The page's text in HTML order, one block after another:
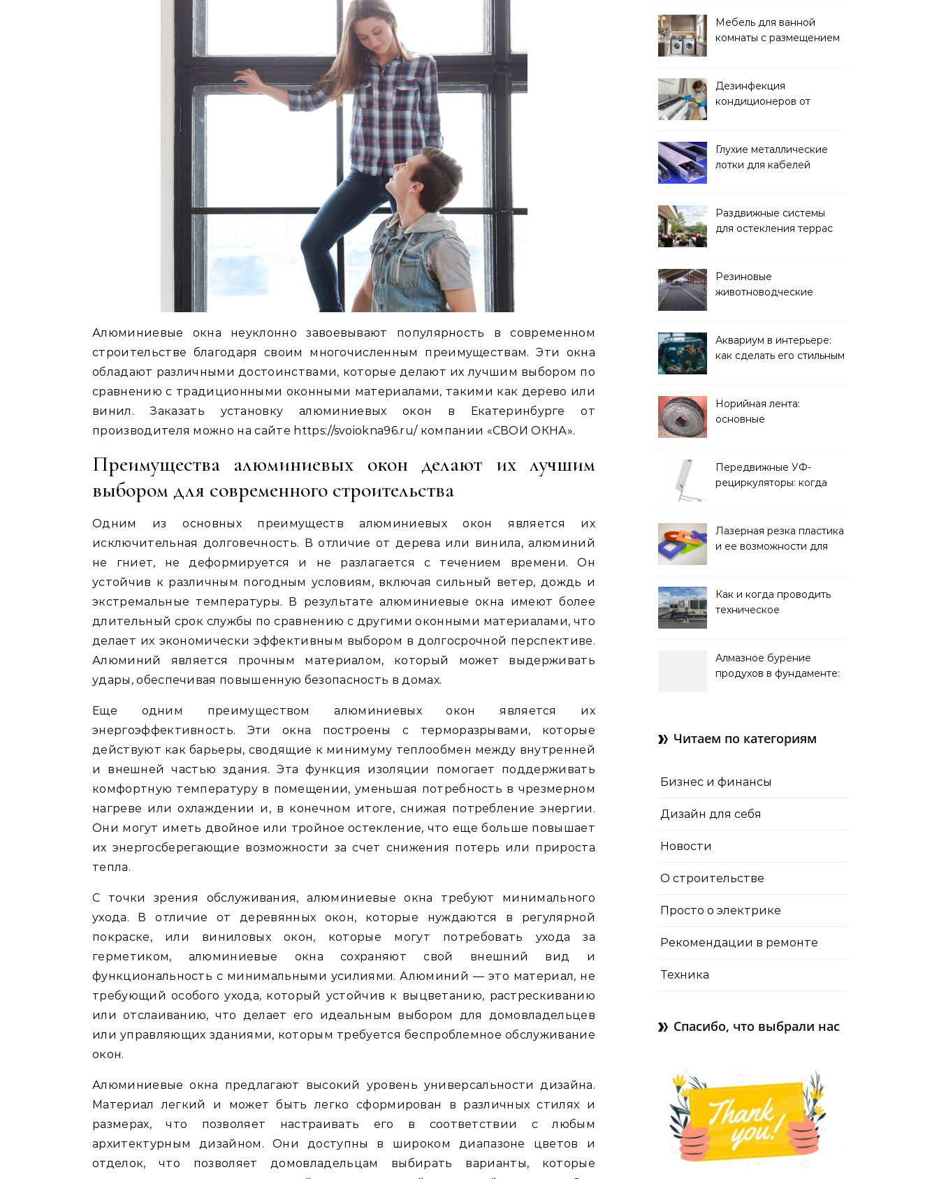
Алюминиевые окна неуклонно завоевывают популярность в современном
строительстве благодаря своим многочисленным преимуществам. Эти окна
обладают различными достоинствами, которые делают их лучшим выбором по
сравнению с традиционными оконными материалами, такими как дерево или
винил. Заказать установку алюминиевых окон в Екатеринбурге от
производителя можно на сайте https://svoiokna96.ru/ компании «СВОИ ОКНА».
Преимущества алюминиевых окон делают их лучшим
выбором для современного строительства
Одним из основных преимуществ алюминиевых окон является их
исключительная долговечность. В отличие от дерева или винила, алюминий
не гниет, не деформируется и не разлагается с течением времени. Он
устойчив к различным погодным условиям, включая сильный ветер, дождь и
экстремальные температуры. В результате алюминиевые окна имеют более
длительный срок службы по сравнению с другими оконными материалами, что
делает их экономически эффективным выбором в долгосрочной перспективе.
Алюминий является прочным материалом, который может выдерживать
удары, обеспечивая повышенную безопасность в домах.
Еще одним преимуществом алюминиевых окон является их
энергоэффективность. Эти окна построены с терморазрывами, которые
действуют как барьеры, сводящие к минимуму теплообмен между внутренней
и внешней частью здания. Эта функция изоляции помогает поддерживать
комфортную температуру в помещении, уменьшая потребность в чрезмерном
нагреве или охлаждении и, в конечном итоге, снижая потребление энергии.
Они могут иметь двойное или тройное остекление, что еще больше повышает
их энергосберегающие возможности за счет снижения потерь или прироста
тепла.
С точки зрения обслуживания, алюминиевые окна требуют минимального
ухода. В отличие от деревянных окон, которые нуждаются в регулярной
покраске, или виниловых окон, которые могут потребовать ухода за
герметиком, алюминиевые окна сохраняют свой внешний вид и
функциональность с минимальными усилиями. Алюминий — это материал, не
требующий особого ухода, который устойчив к выцветанию, растрескиванию
или отслаиванию, что делает его идеальным выбором для домовладельцев
или управляющих зданиями, которым требуется беспроблемное обслуживание
окон.
Алюминиевые окна предлагают высокий уровень универсальности дизайна.
Материал легкий и может быть легко сформирован в различных стилях и
размерах, что позволяет настраивать его в соответствии с любым
архитектурным дизайном. Они доступны в широком диапазоне цветов и
отделок, что позволяет домовладельцам выбирать варианты, которые
Мебель для ванной
комнаты с размещением
Дезинфекция
кондиционеров от
Глухие металлические
лотки для кабелей
Раздвижные системы
для остекления террас
Резиновые
животноводческие
решать
Аквариум в интерьере:
как сделать его стильным
Норийная лента:
основные
и советы по выбору
Передвижные УФ-
рециркуляторы: когда
Лазерная резка пластика
и ее возможности для
Как и когда проводить
техническое
Алмазное бурение
продухов в фундаменте:
Читаем по категориям
Бизнес и финансы
Дизайн для себя
Новости
О строительстве
Просто о электрике
Рекомендации в ремонте
Техника
Спасибо, что выбрали нас